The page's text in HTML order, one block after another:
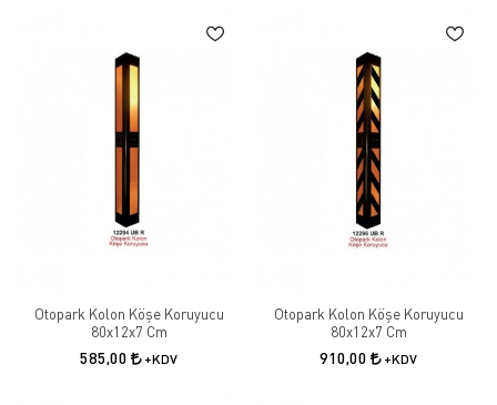
Otopark Kolon Köşe Koruyucu
80x12x7 Cm
585,00 +KDV
Otopark Kolon Köşe Koruyucu
80x12x7 Cm
910,00 +KDV